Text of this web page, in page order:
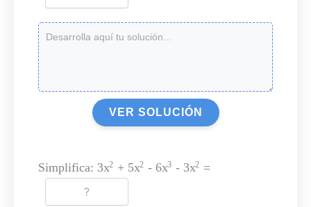
VER SOLUCIÓN
Simplifica: 3x2 + 5x2 - 6x3 - 3x2 =